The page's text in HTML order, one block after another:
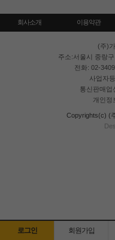
회사소개 이용약관
(주)
주소:서울시 중랑
전화: 02-
사업자
통신판매업
개인정
Copyrights(c) (
로그인 회원가입